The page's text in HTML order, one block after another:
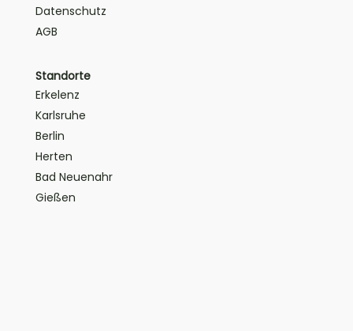
Datenschutz
AGB
Standorte
Erkelenz
Karlsruhe
Berlin
Herten
Bad Neuenahr
Gießen